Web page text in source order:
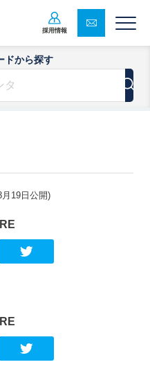
採用情報
ドから探す
19日公開)